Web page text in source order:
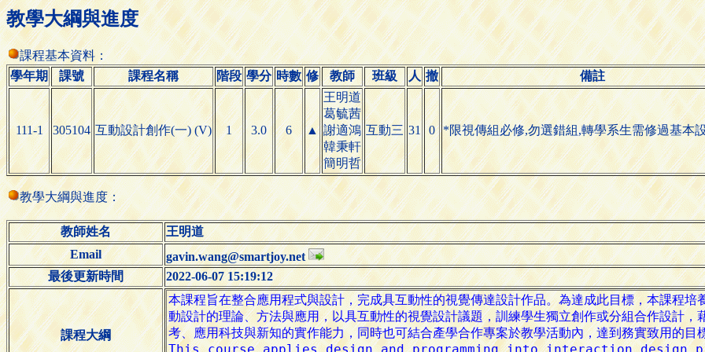
教學大綱與進度
課程基本資料：
學年期
課號 課程名稱 階段 學分 時數 修 教師 班級 人 撤 備註
111-1 305104 互動設計創作(一) (V) 1 3.0 6 ▲
王明道
葛毓茜
謝適鴻
韓秉軒
簡明哲
互動三 31 0 *限視傳組必修,勿選錯組,轉學系生需修過基本
教學大綱與進度：
教師姓名
王明道
Email
gavin.wang@smartjoy.net
最後更新時間
2022-06-07 15:19:12
課程大綱